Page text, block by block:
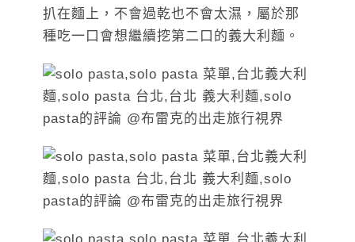
扒在麵上，不會過乾也不會太濕，屬於那
種吃一口會想繼續挖第二口的義大利麵。